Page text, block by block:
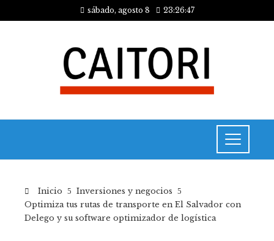
sábado, agosto 8 23:26:48
Inicio
Inversiones y negocios
Optimiza tus rutas de transporte en El Salvador con
Delego y su software optimizador de logística